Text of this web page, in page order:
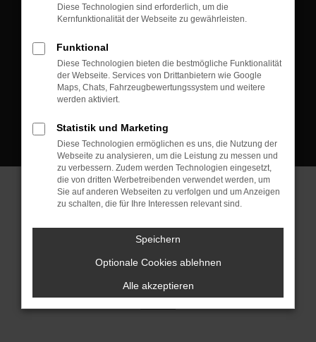
Kontakt:
Tel.: +49 3745 760 90 20
Fax: +49 3745 760 90 21
Mail: fj@jakob-trading.com
Cookie Einstellungen
© 2026 Jakob Trading GmbH | Neustädter Straße 1 | DE-08223
Neustadt/Vogtland | fj@jakob-trading.com | Webdesign by audaris.de
Diese Technologien sind erforderlich, um die
Kernfunktionalität der Webseite zu gewährleisten.
Funktional
Diese Technologien bieten die bestmögliche Funktionalität
der Webseite. Services von Drittanbietern wie Google
Maps, Chats, Fahrzeugbewertungssystem und weitere
werden aktiviert.
Statistik und Marketing
Diese Technologien ermöglichen es uns, die Nutzung der
Webseite zu analysieren, um die Leistung zu messen und
zu verbessern. Zudem werden Technologien eingesetzt,
die von dritten Werbetreibenden verwendet werden, um
Sie auf anderen Webseiten zu verfolgen und um Anzeigen
zu schalten, die für Ihre Interessen relevant sind.
Speichern
Optionale Cookies ablehnen
Alle akzeptieren